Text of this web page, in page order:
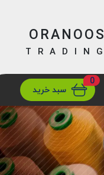
ارسالتهران/ تهران
ORANOOS
TRADING
0
سبد خرید